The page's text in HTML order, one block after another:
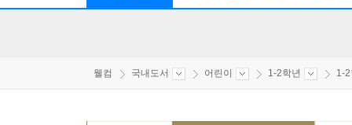
웰컴 국내도서 어린이 1-2학년 1-